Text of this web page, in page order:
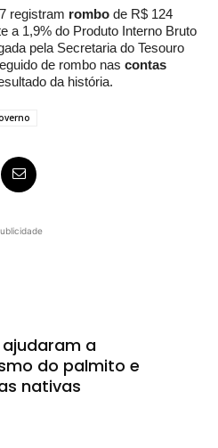
registram rombo de R$ 124
a 1,9% do Produto Interno Bruto
pela Secretaria do Tesouro
de rombo nas contas
da história.
ajudaram a
do palmito e
nativas